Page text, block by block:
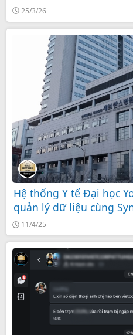
25/3/26
Hệ thống Y tế Đại học
quản lý dữ liệu cùng
11/4/25